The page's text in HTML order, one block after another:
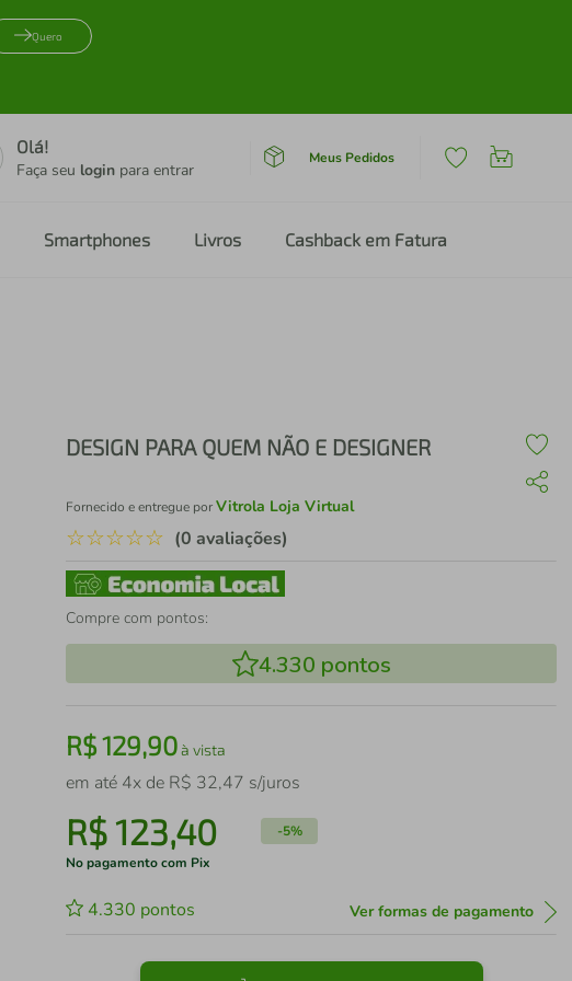
Quero
Olá!
Faça seu login para entrar
Meus Pedidos
Smartphones Livros Cashback em Fatura
DESIGN PARA QUEM NÃO E DESIGNER
Fornecido e entregue porVitrola Loja Virtual
☆☆☆☆☆ (0 avaliações)
Compre com pontos:
4.330 pontos
R$129,90à vista
em até 4x de R$ 32,47 s/juros
R$123,40 -5%
No pagamento com Pix
4.330 pontos Ver formas de pagamento